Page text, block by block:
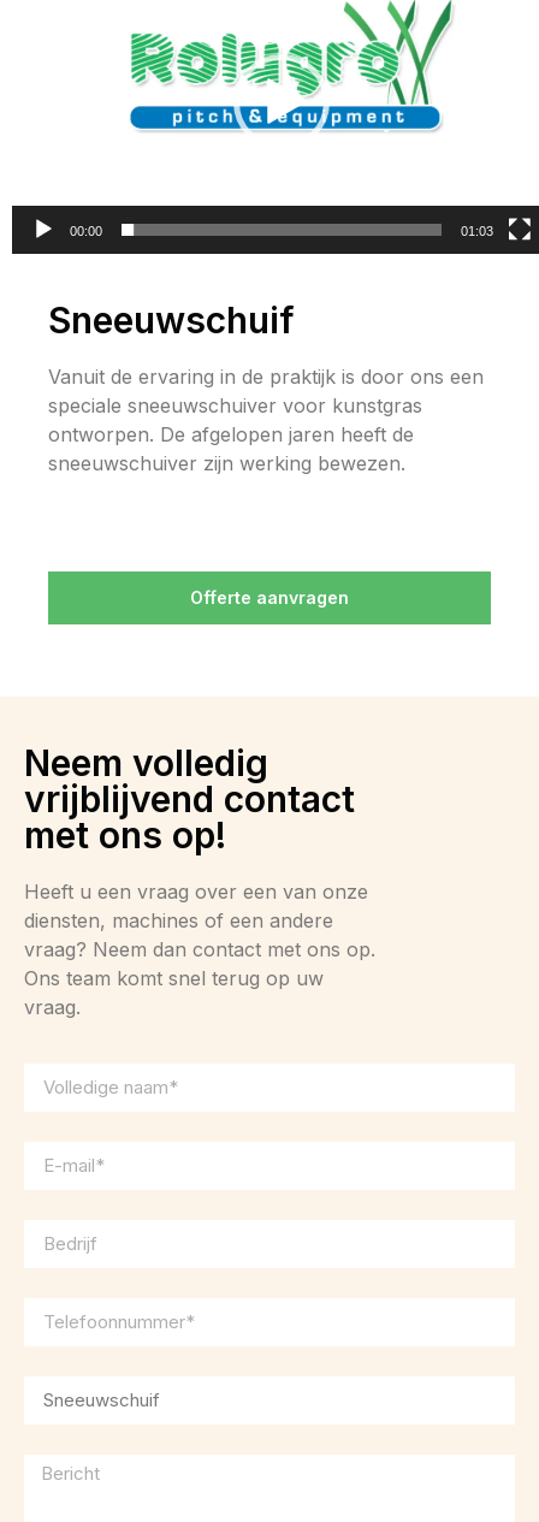
00:00 01:03
Sneeuwschuif
Vanuit de ervaring in de praktijk is door ons een
speciale sneeuwschuiver voor kunstgras
ontworpen. De afgelopen jaren heeft de
sneeuwschuiver zijn werking bewezen.
Offerte aanvragen
Neem volledig
vrijblijvend contact
met ons op!
Heeft u een vraag over een van onze
diensten, machines of een andere
vraag? Neem dan contact met ons op.
Ons team komt snel terug op uw
vraag.